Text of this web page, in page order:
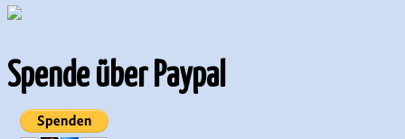
Spende über Paypal